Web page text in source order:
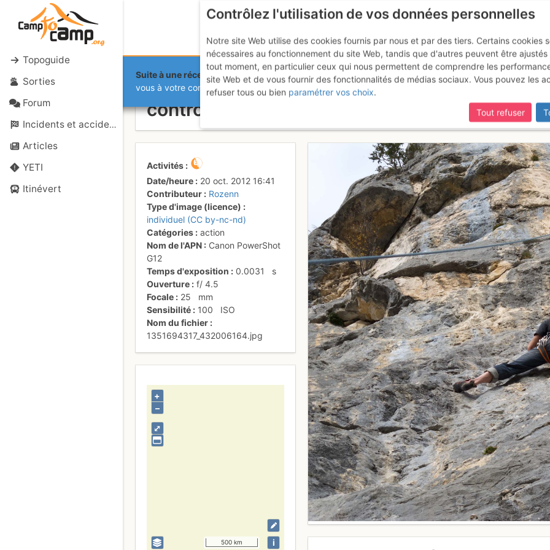
Topoguide
Sorties
Forum
Incidents et accidents
Articles
YETI
Itinévert
Suite à une récente et importante mise à jour du site,si certaines pages ne sont plus accessibles,
vous à votre compte sur le site.
Marchand de saucisses (6c), Chéri-chéri
contrôle anti-dopage à l'arrivée
Activités
Date/heure
20 oct. 2012 16:41
Contributeur
Rozenn
Type d'image (licence)
individuel (CC by-nc-nd)
Catégories
action
Nom de l'APN
Canon PowerShot
G12
Temps d'exposition
0.0031
s
Ouverture
f/4.5
Focale
25
mm
Sensibilité
100
ISO
Nom du fichier
1351694317_432006164.jpg
⤢
+
–
500 km i
Contrôlez l'utilisation de vos données personnelles
Notre site Web utilise des cookies fournis par nous et par des tiers. Certains cookies
nécessaires au fonctionnement du site Web, tandis que d'autres peuvent être ajustés
tout moment, en particulier ceux qui nous permettent de comprendre les
site Web et de vous fournir des fonctionnalités de médias sociaux. Vous pouvez les
refuser tous ou bien paramétrer vos choix.
Tout refuser